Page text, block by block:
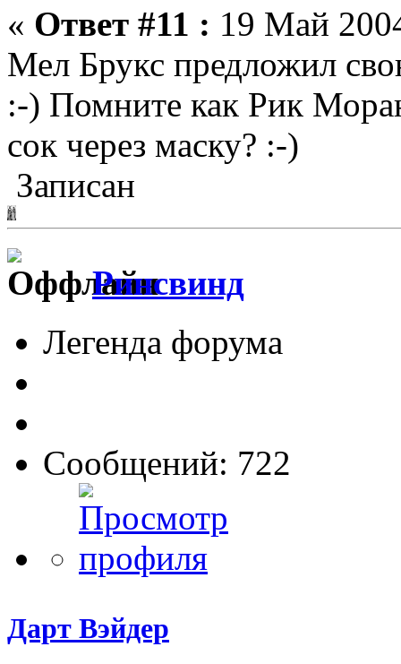
« Ответ #11 : 19 Май
Мел Брукс предложил
:-) Помните как Рик
сок через маску? :-)
Записан
Ринсвинд
Легенда форума
Сообщений: 722
Дарт Вэйдер